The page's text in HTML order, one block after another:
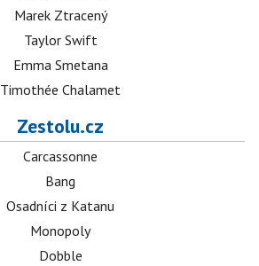
Marek Ztracený
Taylor Swift
Emma Smetana
Timothée Chalamet
Zestolu.cz
Carcassonne
Bang
Osadníci z Katanu
Monopoly
Dobble